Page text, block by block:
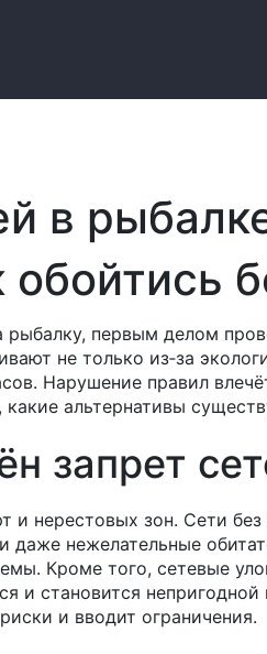
в
рыбалку, первым делом
не только из‑за
Нарушение правил
альтернативы
запрет
и нерестовых зон. Сети
нежелательные
Кроме того, сетевые
и становится
и вводит ограничения.